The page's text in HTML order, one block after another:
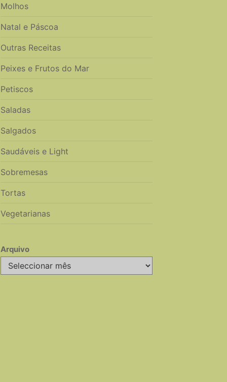
Molhos
Natal e Páscoa
Outras Receitas
Peixes e Frutos do Mar
Petiscos
Saladas
Salgados
Saudáveis e Light
Sobremesas
Tortas
Vegetarianas
Arquivo
Arquivo